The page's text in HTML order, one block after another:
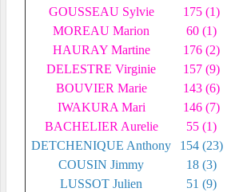
GOUSSEAU Sylvie
175 (1)
MOREAU Marion
60 (1)
HAURAY Martine
176 (2)
DELESTRE Virginie
157 (9)
BOUVIER Marie
143 (6)
IWAKURA Mari
146 (7)
BACHELIER Aurelie
55 (1)
DETCHENIQUE Anthony
154 (23)
COUSIN Jimmy
18 (3)
LUSSOT Julien
51 (9)